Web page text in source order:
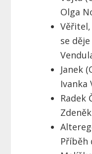
Olga
se
Janek
Ivanka
Radek
Příběh